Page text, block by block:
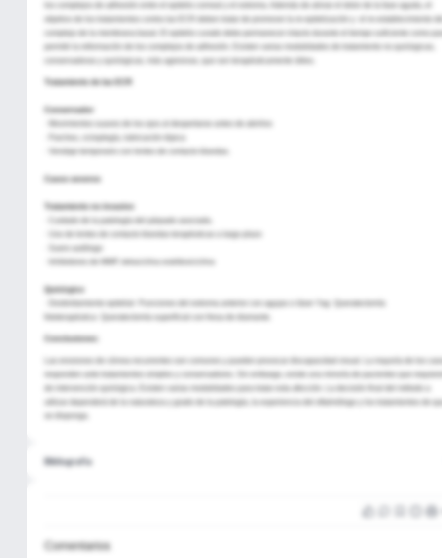
los complejos de adhesión entre el epitelio corneal y el estroma. Además de aliviar el dolor de la fase aguda, el
complejo de la membrana basal. El epitelio curado debe permanecer intacto durante el tiempo suficiente como
permitir la reformación de los complejos de adhesión. Existen varias modalidades de tratamiento no quirúrgicas,
conservadoras y quirúrgicas, más agresivas, que son terapéuticamente útiles.
Tratamiento de las ECR
Conservador
· Parches, cicloplegía, lubricación tópica
· Vendaje temporario con lentes de contacto blandas.
Casos severos
Tratamiento no invasivo
· Cuidado de la patología del párpado asociada.
· Uso de lentes de contacto blandas terapéuticas a largo plazo
· Suero autólogo
Quirúrgico
· Desbridamiento epitelial· Punciones del estroma anterior con agujas o láser Yag· Queratectomía
fototerapéutica· Queratectomía superficial con fresa de diamante.
Conclusiones:
Las erosiones de córnea recurrentes son comunes y pueden provocar discapacidad visual. La mayoría de los
responden ante tratamientos simples y conservadores. Sin embargo, existe una minoría de pacientes que
de intervención quirúrgica. Existen varias modalidades para tratar esta afección. La decisión final del método a
utilizar dependerá de la naturaleza y grado de la patología, la experiencia del oftalmólogo y los tratamientos de que
se disponga.
Bibliografía
Comentarios